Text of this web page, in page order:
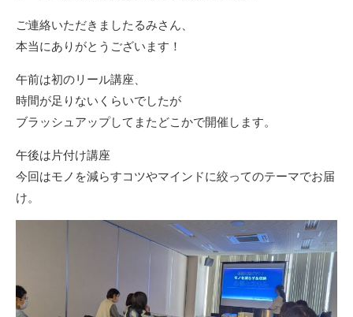
ご連絡いただきましたるみさん、
本当にありがとうございます！
午前は初のリール講座、
時間が足りないくらいでしたが
ブラッシュアップしてまたどこかで開催します。
午後は片付け講座
今回はモノを減らすコツやマインドに絞ってのテーマでお届
け。